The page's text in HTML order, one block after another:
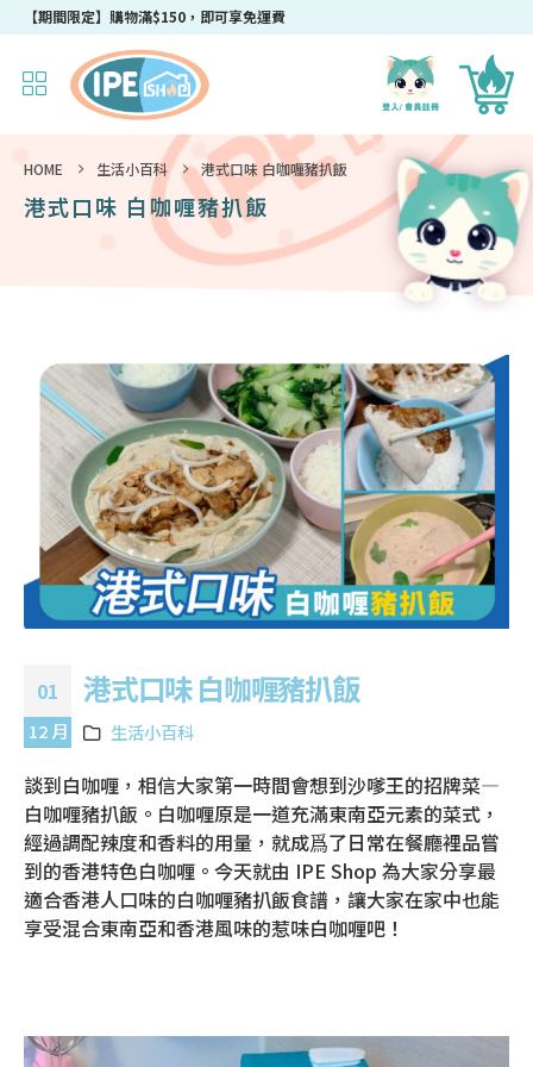
成為IPEshop會員，新會員即可獲得迎新$50購物優惠碼！
HOME 生活小百科 港式口味 白咖喱豬扒飯
港式口味 白咖喱豬扒飯
01
12 月
港式口味 白咖喱豬扒飯
生活小百科
談到白咖喱，相信大家第一時間會想到沙嗲王的招牌菜—
白咖喱豬扒飯。白咖喱原是一道充滿東南亞元素的菜式，
經過調配辣度和香料的用量，就成爲了日常在餐廳裡品嘗
到的香港特色白咖喱。今天就由 IPE Shop 為大家分享最
適合香港人口味的白咖喱豬扒飯食譜，讓大家在家中也能
享受混合東南亞和香港風味的惹味白咖喱吧！